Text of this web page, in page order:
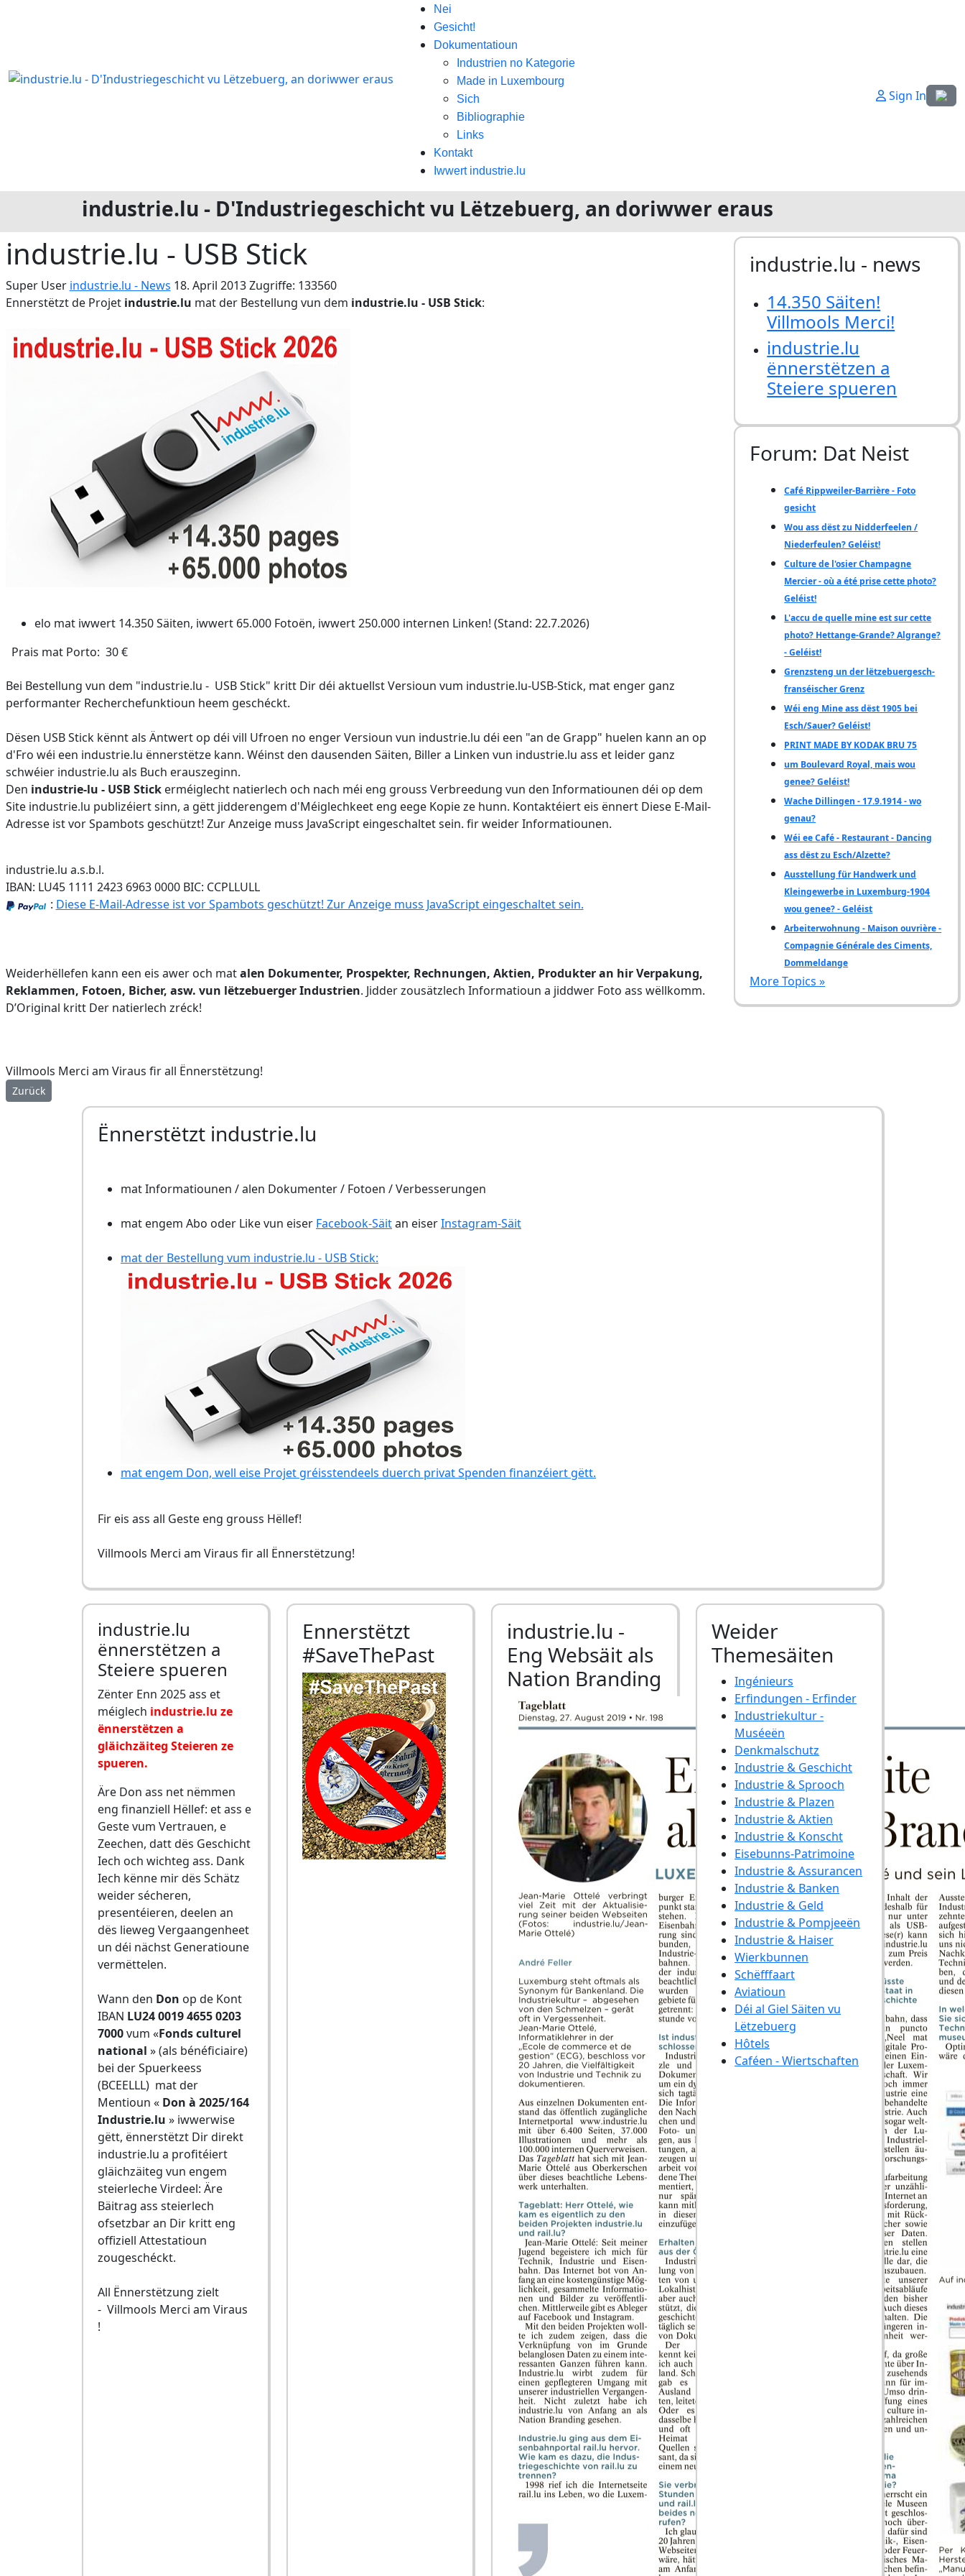
Nei
Gesicht!
Dokumentatioun
Industrien no Kategorie
Made in Luxembourg
Sich
Bibliographie
Links
Kontakt
Iwwert industrie.lu
Sign In
industrie.lu - D'Industriegeschicht vu Lëtzebuerg, an doriwwer eraus
industrie.lu - USB Stick
Super User industrie.lu - News 18. April 2013Zugriffe: 133560
Ennerstëtzt de Projet industrie.lu mat der Bestellung vun dem industrie.lu - USB Stick:
elo mat iwwert 14.350 Säiten, iwwert 65.000 Fotoën, iwwert 250.000 internen Linken! (Stand: 22.7.2026)
Prais mat Porto: 30 €
Bei Bestellung vun dem "industrie.lu - USB Stick" kritt Dir déi aktuellst Versioun vum industrie.lu-USB-Stick, mat enger ganz
performanter Recherchefunktioun heem geschéckt.
Dësen USB Stick kënnt als Äntwert op déi vill Ufroen no enger Versioun vun industrie.lu déi een "an de Grapp" huelen kann an op
d'Fro wéi een industrie.lu ënnerstëtze kann. Wéinst den dausenden Säiten, Biller a Linken vun industrie.lu ass et leider ganz
schwéier industrie.lu als Buch erauszeginn.
Den industrie-lu - USB Stickerméiglecht natierlech och nach méi eng grouss Verbreedung vun den Informatiounen déi op dem
Site industrie.lu publizéiert sinn, a gëtt jidderengem d'Méiglechkeet eng eege Kopie ze hunn. Kontaktéiert eis ënnert Diese E-Mail-
Adresse ist vor Spambots geschützt! Zur Anzeige muss JavaScript eingeschaltet sein. fir weider Informatiounen.
industrie.lu a.s.b.l.
IBAN: LU45 1111 2423 6963 0000 BIC: CCPLLULL
: Diese E-Mail-Adresse ist vor Spambots geschützt! Zur Anzeige muss JavaScript eingeschaltet sein.
Weiderhëllefen kann een eis awer och matalen Dokumenter, Prospekter, Rechnungen, Aktien, Produkter an hir Verpakung,
Reklammen, Fotoen, Bicher, asw. vun lëtzebuerger Industrien. Jidder zousätzlech Informatioun a jiddwer Foto ass wëllkomm.
D’Original kritt Der natierlech zréck!
Villmools Merci am Viraus fir all Ënnerstëtzung!
Vorheriger Beitrag: 14.350 Säiten! Villmools Merci!
Zurück
industrie.lu - news
14.350 Säiten!
Villmools Merci!
industrie.lu
ënnerstëtzen a
Steiere spueren
Forum: Dat Neist
Café Rippweiler-Barrière - Foto
gesicht
Wou ass dëst zu Nidderfeelen /
Niederfeulen? Geléist!
Culture de l'osier Champagne
Mercier - où a été prise cette photo?
Geléist!
L'accu de quelle mine est sur cette
photo? Hettange-Grande? Algrange?
- Geléist!
Grenzsteng un der lëtzebuergesch-
franséischer Grenz
Wéi eng Mine ass dëst 1905 bei
Esch/Sauer? Geléist!
PRINT MADE BY KODAK BRU 75
um Boulevard Royal, mais wou
genee? Geléist!
Wache Dillingen - 17.9.1914 - wo
genau?
Wéi ee Café - Restaurant - Dancing
ass dëst zu Esch/Alzette?
Ausstellung für Handwerk und
Kleingewerbe in Luxemburg-1904
wou genee? - Geléist
Arbeiterwohnung - Maison ouvrière -
Compagnie Générale des Ciments,
Dommeldange
More Topics »
Ënnerstëtzt industrie.lu
mat Informatiounen / alen Dokumenter / Fotoen / Verbesserungen
mat engem Abo oder Like vun eiser Facebook-Säitan eiserInstagram-Säit
mat der Bestellung vum industrie.lu - USB Stick:
mat engem Don, well eise Projet gréisstendeels duerch privat Spenden finanzéiert gëtt.
Fir eis ass all Geste eng grouss Hëllef!
Villmools Merci am Viraus fir all Ënnerstëtzung!
industrie.lu
ënnerstëtzen a
Steiere spueren
Zënter Enn 2025 ass et
méiglech industrie.lu ze
ënnerstëtzen a
gläichzäiteg Steieren ze
spueren.
Äre Don ass net nëmmen
eng finanziell Hëllef: et ass e
Geste vum Vertrauen, e
Zeechen, datt dës Geschicht
Iech och wichteg ass. Dank
Iech kënne mir dës Schätz
weider sécheren,
presentéieren, deelen an
dës lieweg Vergaangenheet
un déi nächst Generatioune
vermëttelen.
Wann den Don op de Kont
IBAN LU24 0019 4655 0203
7000vum «Fonds culturel
national » (als bénéficiaire)
bei der Spuerkeess
(BCEELLL) mat der
Mentioun « Don à 2025/164
Industrie.lu » iwwerwise
gëtt, ënnerstëtzt Dir direkt
industrie.lu a profitéiert
gläichzäiteg vun engem
steierleche Virdeel: Äre
Bäitrag ass steierlech
ofsetzbar an Dir kritt eng
offiziell Attestatioun
zougeschéckt.
All Ënnerstëtzung zielt
- Villmools Merci am Viraus
!
Ennerstëtzt
#SaveThePast
industrie.lu -
Eng Websäit als
Nation Branding
Weider
Themesäiten
Ingénieurs
Erfindungen - Erfinder
Industriekultur -
Muséeën
Denkmalschutz
Industrie & Geschicht
Industrie & Sprooch
Industrie & Plazen
Industrie & Aktien
Industrie & Konscht
Eisebunns-Patrimoine
Industrie & Assurancen
Industrie & Banken
Industrie & Geld
Industrie & Pompjeeën
Industrie & Haiser
Wierkbunnen
Schëfffaart
Aviatioun
Déi al Giel Säiten vu
Lëtzebuerg
Hôtels
Caféen - Wiertschaften